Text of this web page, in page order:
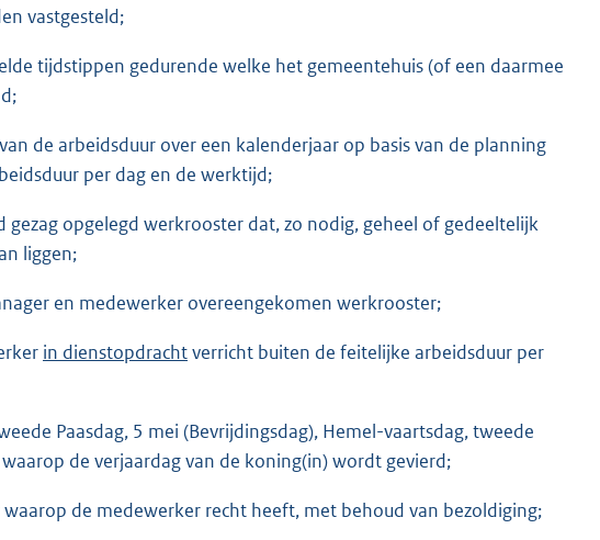
vastgesteld;
tijdstippen gedurende welke het gemeentehuis (of een daarmee
de arbeidsduur over een kalenderjaar op basis van de planning
per dag en de werktijd;
gezag opgelegd werkrooster dat, zo nodig, geheel of gedeeltelijk
liggen;
en medewerker overeengekomen werkrooster;
in dienstopdrachtverricht buiten de feitelijke arbeidsduur per
Paasdag, 5 mei (Bevrijdingsdag), Hemel-vaartsdag, tweede
de verjaardag van de koning(in) wordt gevierd;
de medewerker recht heeft, met behoud van bezoldiging;